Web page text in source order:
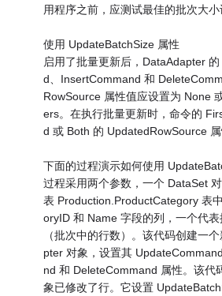
用程序之前，应测试最佳的批次大小
使用 UpdateBatchSize 属性
启用了批量更新后，DataAdapter
d、InsertCommand 和
RowSource 属性值应设置为 None
ers。在执行批量更新时，命令的
d 或 Both 的 UpdatedRowSource 属
下面的过程演示如何使用
过程采用两个参数，一个 DataSet
表 Production.ProductCategory 表
oryID 和 Name 字段的列，一个代
（批次中的行数）。该代码创建一
pter 对象，设置其
nd 和 DeleteCommand 属性。该代
象已修改了行。它设置